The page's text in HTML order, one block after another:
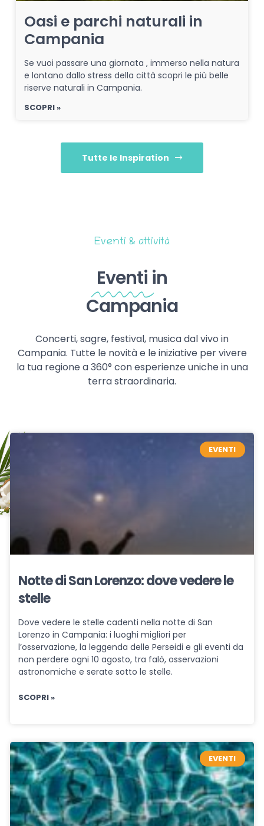
Oasi e parchi naturali in
Campania
Se vuoi passare una giornata , immerso nella natura
e lontano dallo stress della città scopri le più belle
riserve naturali in Campania.
SCOPRI »
Tutte le Inspiration
Eventi & attività
Eventi in
Campania
Concerti, sagre, festival, musica dal vivo in
Campania. Tutte le novità e le iniziative per vivere
la tua regione a 360° con esperienze uniche in una
terra straordinaria.
EVENTI
Notte di San Lorenzo: dove vedere le
stelle
Dove vedere le stelle cadenti nella notte di San
Lorenzo in Campania: i luoghi migliori per
l’osservazione, la leggenda delle Perseidi e gli eventi da
non perdere ogni 10 agosto, tra falò, osservazioni
astronomiche e serate sotto le stelle.
SCOPRI »
EVENTI